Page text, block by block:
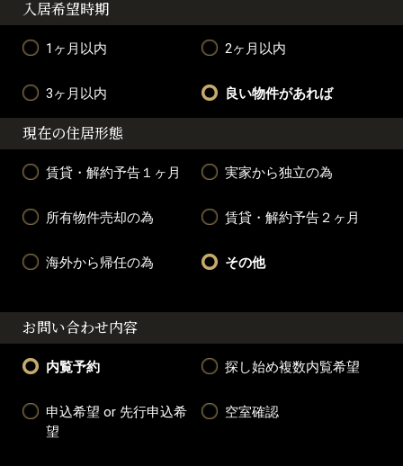
入居希望時期
1ヶ月以内 2ヶ月以内
3ヶ月以内 良い物件があれば
現在の住居形態
賃貸・解約予告１ヶ月 実家から独立の為
所有物件売却の為 賃貸・解約予告２ヶ月
海外から帰任の為 その他
お問い合わせ内容
内覧予約 探し始め複数内覧希望
申込希望 or 先行申込希
望
空室確認